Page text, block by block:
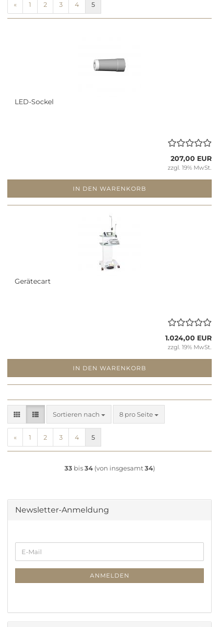
« 1 2 3 4 5
LED-​So­ckel
207,00 EUR
zzgl. 19% MwSt.
IN DEN WARENKORB
Ge­rä­te­cart
1.024,00 EUR
zzgl. 19% MwSt.
IN DEN WARENKORB
Sortieren nach
Sortieren nach 8 pro Seite
pro Seite
« 1 2 3 4 5
33bis34(von insgesamt34)
Newsletter-Anmeldung
ZUR
E-
Mail
ANMELDEN